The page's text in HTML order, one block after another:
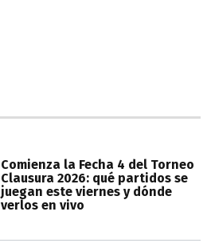
Comienza la Fecha 4 del Torneo
Clausura 2026: qué partidos se
juegan este viernes y dónde
verlos en vivo